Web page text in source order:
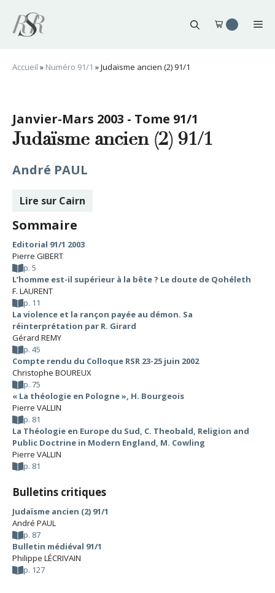
contenu
Accueil » Numéro 91/1 »Judaïsme ancien (2) 91/1
Janvier-Mars 2003 - Tome 91/1
Judaïsme ancien (2) 91/1
André PAUL
Lire sur Cairn
Sommaire
Editorial 91/1 2003
Pierre GIBERT
p. 5
L’homme est-il supérieur à la bête ? Le doute de Qohéleth
F. LAURENT
p. 11
La violence et la rançon payée au démon. Sa
réinterprétation par R. Girard
Gérard REMY
p. 45
Compte rendu du Colloque RSR 23-25 juin 2002
Christophe BOUREUX
p. 75
« La théologie en Pologne », H. Bourgeois
Pierre VALLIN
p. 81
La Théologie en Europe du Sud, C. Theobald, Religion and
Public Doctrine in Modern England, M. Cowling
Pierre VALLIN
p. 81
Bulletins critiques
Judaïsme ancien (2) 91/1
André PAUL
p. 87
Bulletin médiéval 91/1
Philippe LÉCRIVAIN
p. 127